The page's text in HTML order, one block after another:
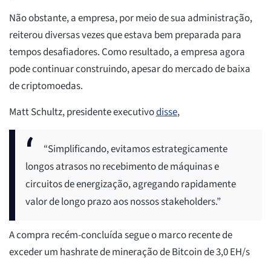
Não obstante, a empresa, por meio de sua administração,
reiterou diversas vezes que estava bem preparada para
tempos desafiadores. Como resultado, a empresa agora
pode continuar construindo, apesar do mercado de baixa
de criptomoedas.
Matt Schultz, presidente executivodisse,
“Simplificando, evitamos estrategicamente
longos atrasos no recebimento de máquinas e
circuitos de energização, agregando rapidamente
valor de longo prazo aos nossos stakeholders.”
A compra recém-concluída segue o marco recente de
exceder um hashrate de mineração de Bitcoin de 3,0 EH/s